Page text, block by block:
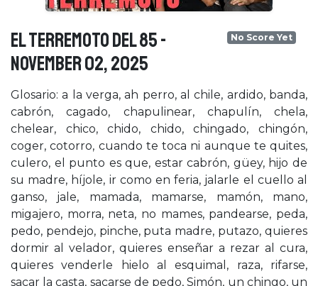
EL TERREMOTO DEL 85 -
November 02, 2025
No Score Yet
Glosario: a la verga, ah perro, al chile, ardido, banda,
cabrón, cagado, chapulinear, chapulín, chela,
chelear, chico, chido, chido, chingado, chingón,
coger, cotorro, cuando te toca ni aunque te quites,
culero, el punto es que, estar cabrón, güey, hijo de
su madre, híjole, ir como en feria, jalarle el cuello al
ganso, jale, mamada, mamarse, mamón, mano,
migajero, morra, neta, no mames, pandearse, peda,
pedo, pendejo, pinche, puta madre, putazo, quieres
dormir al velador, quieres enseñar a rezar al cura,
quieres venderle hielo al esquimal, raza, rifarse,
sacar la casta, sacarse de pedo, Simón, un chingo, un